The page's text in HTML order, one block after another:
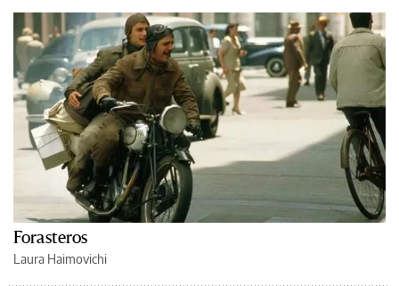
Forasteros
Laura Haimovichi